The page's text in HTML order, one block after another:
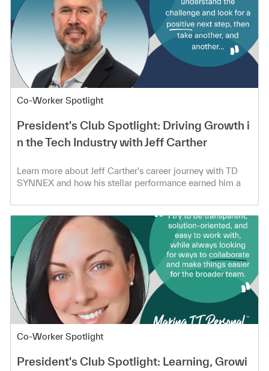
Category
Co-Worker Spotlight
President's Club Spotlight: Driving Growth i
n the Tech Industry with Jeff Carther
Learn more about Jeff Carther's career journey with TD
SYNNEX and how his stellar performance earned him a
Category
Co-Worker Spotlight
President's Club Spotlight: Learning, Growi